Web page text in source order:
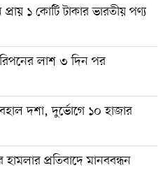
১ কোটি টাকার ভারতীয় পণ্য
লাশ ৩ দিন পর
দশা, দুর্ভোগে ১০ হাজার
প্রতিবাদে মানববন্ধন